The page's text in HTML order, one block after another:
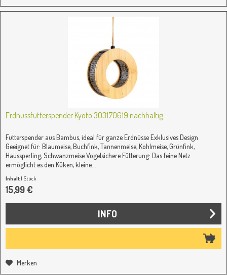
Erdnussfutterspender Kyoto 303170619 nachhaltig...
Futterspender aus Bambus, ideal für ganze Erdnüsse Exklusives Design
Geeignet für: Blaumeise, Buchfink, Tannenmeise, Kohlmeise, Grünfink,
Haussperling, Schwanzmeise Vogelsichere Fütterung: Das feine Netz
ermöglicht es den Küken, kleine...
Inhalt1 Stück
15,99 €
INFO
Merken